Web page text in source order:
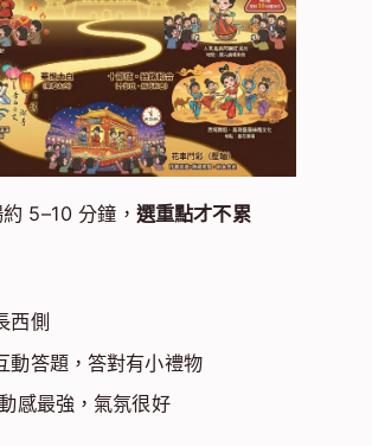
5–10 分鐘， 選重點才不累
西側
動答題，答對有小禮物
感最強，氣氛很好